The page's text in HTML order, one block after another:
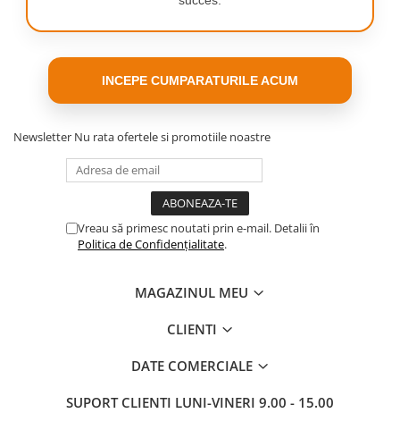
SETUL INCLUDE
10 capete interschimbabile
garnituri inlocuibile pentru capete de masaj
INCEPE CUMPARATURILE ACUM
Newsletter Nu rata ofertele si promotiile noastre
Vreau să primesc noutati prin e-mail. Detalii în
Politica de Confidențialitate.
MAGAZINUL MEU
CLIENTI
DATE COMERCIALE
SUPORT CLIENTI LUNI-VINERI 9.00 - 15.00